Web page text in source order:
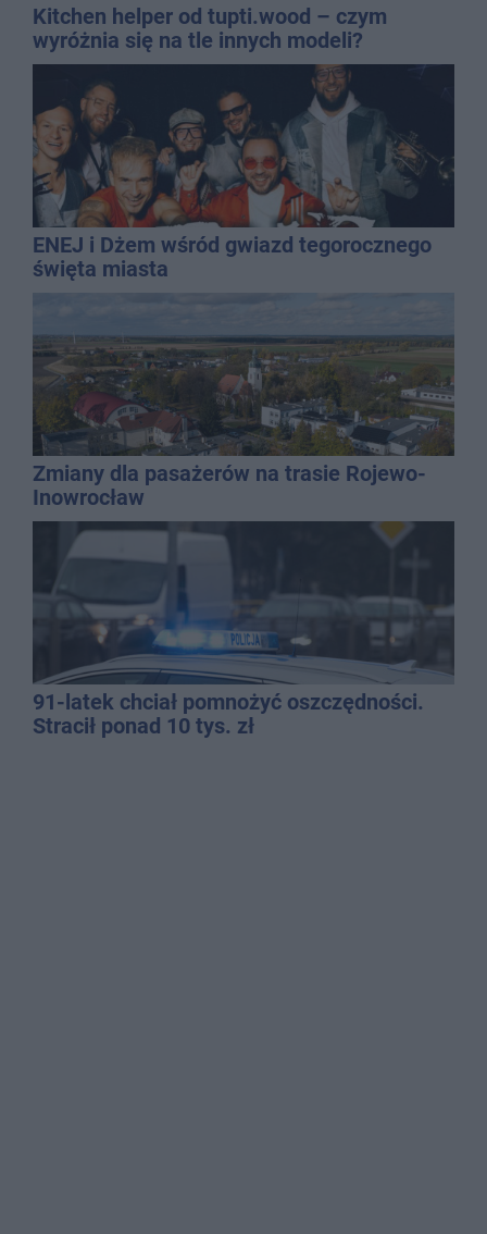
Kitchen helper od tupti.wood – czym
wyróżnia się na tle innych modeli?
ENEJ i Dżem wśród gwiazd tegorocznego
święta miasta
Zmiany dla pasażerów na trasie Rojewo-
Inowrocław
91-latek chciał pomnożyć oszczędności.
Stracił ponad 10 tys. zł